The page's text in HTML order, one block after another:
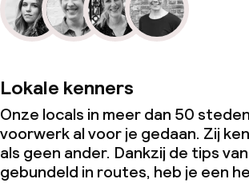
Lokale kenners
Onze locals in meer dan 50
voorwerk al voor je gedaan. Zij
als geen ander. Dankzij de tips
gebundeld in routes, heb je een